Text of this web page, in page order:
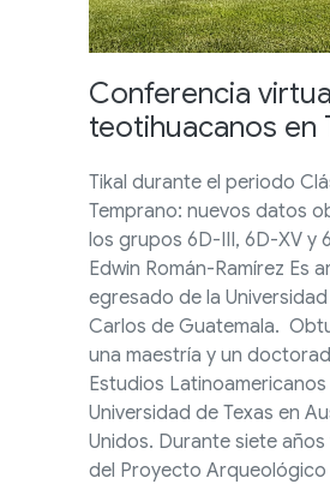
Conferencia
teotihuacanos en
Tikal durante el periodo
Temprano: nuevos datos
los grupos 6D-III, 6D-XV y
Edwin Román-Ramírez Es
egresado de la Universidad
Carlos de Guatemala.
una maestría y un
Estudios Latinoamericanos
Universidad de Texas en
Unidos. Durante siete
del Proyecto Arqueológico